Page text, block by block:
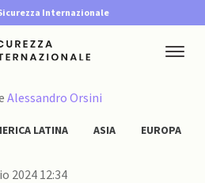
Internazionale
Alessandro Orsini
LATINA ASIA EUROPA
2024 12:34